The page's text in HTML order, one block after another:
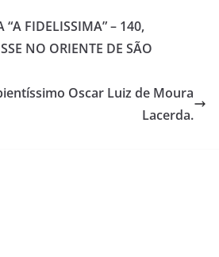
FIDELISSIMA” – 140,
NO ORIENTE DE SÃO
Oscar Luiz de Moura
Lacerda.